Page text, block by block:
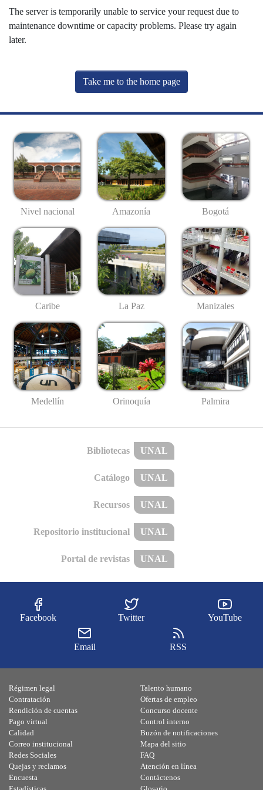
The server is temporarily unable to service your request due to
maintenance downtime or capacity problems. Please try again
later.
Take me to the home page
Nivel nacional Amazonía Bogotá
Caribe La Paz Manizales
Medellín Orinoquía Palmira
Bibliotecas UNAL
Catálogo UNAL
Recursos UNAL
Repositorio institucional UNAL
Portal de revistas UNAL
Facebook Twitter YouTube
Email RSS
Régimen legal
Contratación
Rendición de cuentas
Pago virtual
Calidad
Talento humano
Ofertas de empleo
Concurso docente
Control interno
Buzón de notificaciones
Correo institucional
Redes Sociales
Quejas y reclamos
Encuesta
Mapa del sitio
FAQ
Atención en línea
Contáctenos